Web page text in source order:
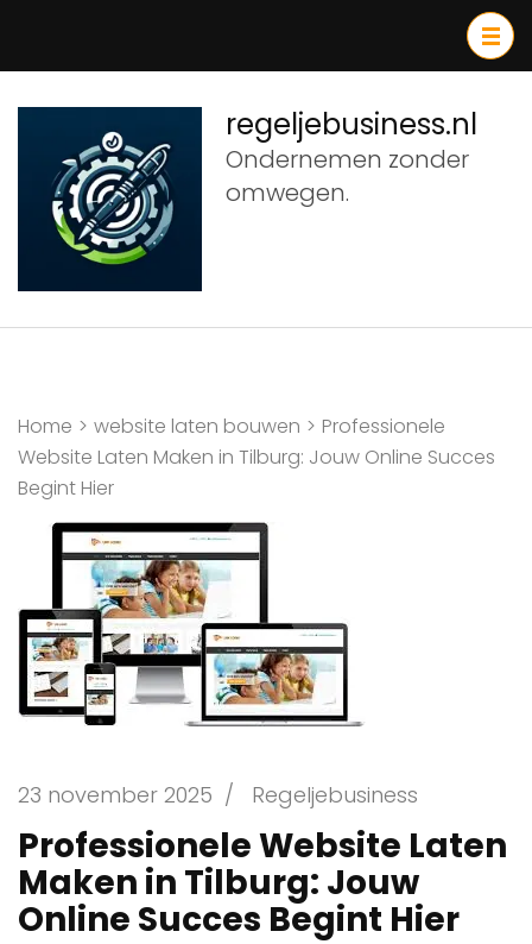
inhoud
(druk
Enter)
regeljebusiness.nl
Ondernemen zonder
omwegen.
Home > website laten bouwen > Professionele
Website Laten Maken in Tilburg: Jouw Online Succes
Begint Hier
23 november 2025 / Regeljebusiness
Professionele Website Laten
Maken in Tilburg: Jouw
Online Succes Begint Hier